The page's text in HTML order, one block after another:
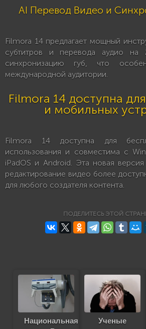
AI Перевод Видео и
Filmora 14 предлагает мощный
субтитров и перевода аудио на
синхронизацию губ, что
международной аудитории.
Filmora 14 доступна
и мобильных
Filmora 14 доступна для
использования и совместима с
iPadOS и Android. Эта новая
редактирование видео более
для любого создателя контента.
ПОДЕЛИТЕСЬ ЭТОЙ
Национальная
Ученые